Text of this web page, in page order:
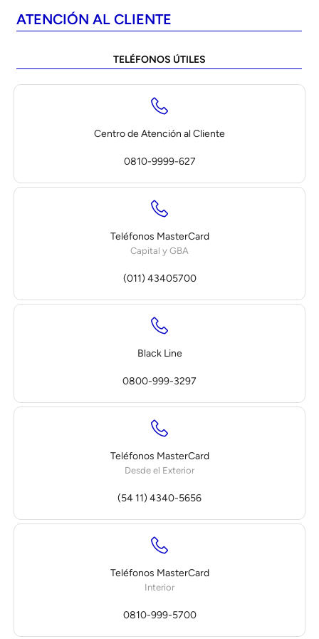
ATENCIÓN AL CLIENTE
TELÉFONOS ÚTILES
Centro de Atención al Cliente
0810-9999-627
Teléfonos MasterCard
Capital y GBA
(011) 43405700
Black Line
0800-999-3297
Teléfonos MasterCard
Desde el Exterior
(54 11) 4340-5656
Teléfonos MasterCard
Interior
0810-999-5700